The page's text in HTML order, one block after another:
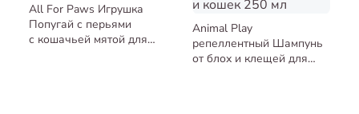
All For Paws Игрушка
Попугай с перьями
с кошачьей мятой для
Animal Play
репеллентный Шампунь
от блох и клещей для